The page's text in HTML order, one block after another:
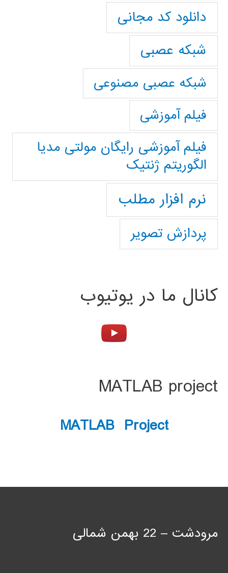
دانلود کد مجانی
شبکه عصبی
شبکه عصبی مصنوعی
فیلم آموزشی
فیلم آموزشی رایگان مولتی مدیا
الگوریتم ژنتیک
نرم افزار مطلب
پردازش تصویر
کانال ما در یوتیوب
MATLAB project
MATLAB Project
مرودشت – 22 بهمن شمالی